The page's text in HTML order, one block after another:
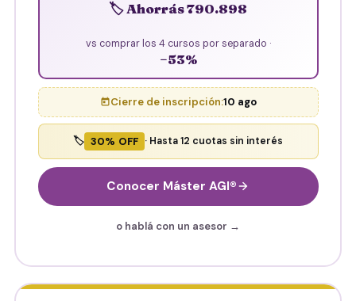
🏷️ Ahorrás 790.898
vs comprar los 4 cursos por separado ·
−53%
Cierre de inscripción:10 ago
🏷️ 30% OFF · Hasta 12 cuotas sin interés
Conocer Máster AGI®
o hablá con un asesor →